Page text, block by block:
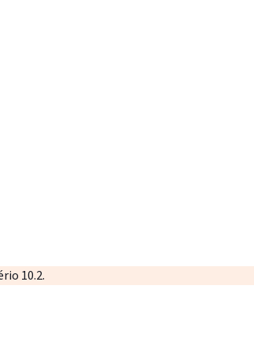
10.2.